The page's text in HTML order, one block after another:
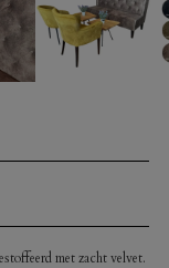
met zacht velvet.